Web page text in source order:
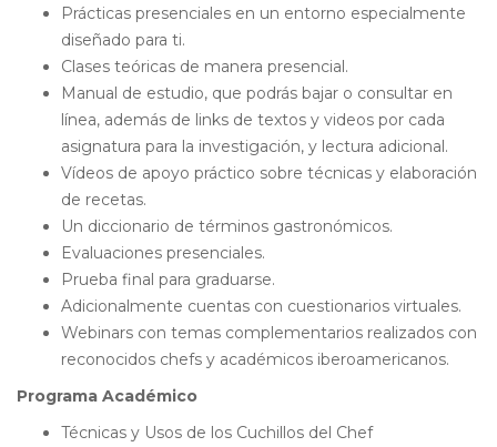
Prácticas presenciales en un entorno especialmente
diseñado para ti.
Clases teóricas de manera presencial.
Manual de estudio, que podrás bajar o consultar en
línea, además de links de textos y videos por cada
asignatura para la investigación, y lectura adicional.
Vídeos de apoyo práctico sobre técnicas y elaboración
de recetas.
Un diccionario de términos gastronómicos.
Evaluaciones presenciales.
Prueba final para graduarse.
Adicionalmente cuentas con cuestionarios virtuales.
Webinars con temas complementarios realizados con
reconocidos chefs y académicos iberoamericanos.
Programa Académico
Técnicas y Usos de los Cuchillos del Chef